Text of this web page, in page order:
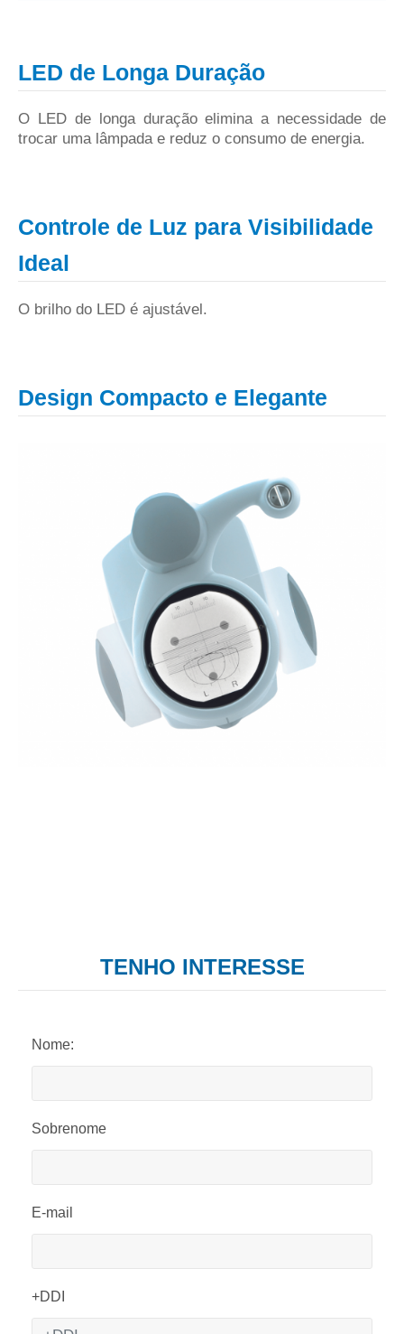
LED de Longa Duração
O LED de longa duração elimina a necessidade de
trocar uma lâmpada e reduz o consumo de energia.
Controle de Luz para Visibilidade
Ideal
O brilho do LED é ajustável.
Design Compacto e Elegante
TENHO INTERESSE
Nome:
Sobrenome
E-mail
+DDI